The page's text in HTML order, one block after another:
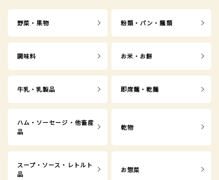
野菜・果物 粉類・パン・麺類
調味料 お米・お餅
牛乳・乳製品 即席麺・乾麺
ハム・ソーセージ・他畜産
品
乾物
スープ・ソース・レトルト
品
お惣菜